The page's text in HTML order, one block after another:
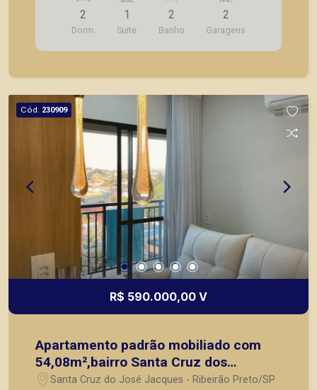
Varanda gourmet fechada em vidro; - 2 vagas de
garagem. A Piramid tem como objetivo atender
seus clientes com agilidade e segurança, em
Ribeirão Preto.
2
Dorm.
1
Suite
2
Banho
2
Garagens
Cód. 230909
R$ 590.000,00 V
Apartamento padrão mobiliado com
54,08m²,bairro Santa Cruz dos
Jacques, Zona Sul de Ribeirão
Santa Cruz do José Jacques - Ribeirão Preto/SP